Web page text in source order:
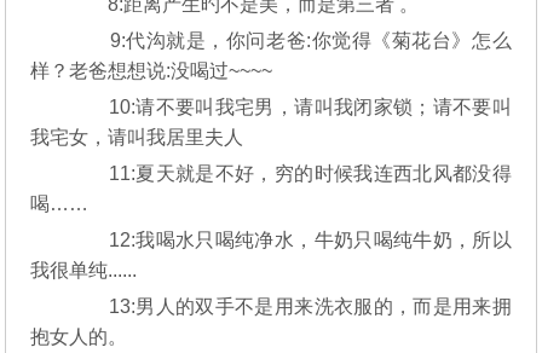
8:距离产生旳不是美，而是第三者 。
9:代沟就是，你问老爸:你觉得《菊花台》怎么
样？老爸想想说:没喝过~~~~
10:请不要叫我宅男，请叫我闭家锁；请不要叫
我宅女，请叫我居里夫人
11:夏天就是不好，穷的时候我连西北风都没得
喝……
12:我喝水只喝纯净水，牛奶只喝纯牛奶，所以
我很单纯......
13:男人的双手不是用来洗衣服的，而是用来拥
抱女人的。